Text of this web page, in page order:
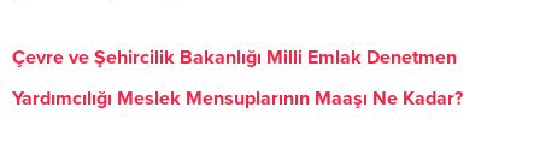
Çevre ve Şehircilik Bakanlığı Milli Emlak Denetmen
Yardımcılığı Meslek Mensuplarının Maaşı Ne Kadar?